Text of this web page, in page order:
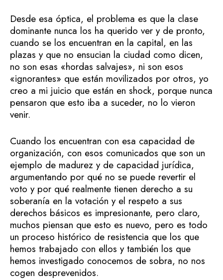
Desde esa óptica, el problema es que la clase
dominante nunca los ha querido ver y de pronto,
cuando se los encuentran en la capital, en las
plazas y que no ensucian la ciudad como dicen,
no son esas «hordas salvajes», ni son esos
«ignorantes» que están movilizados por otros, yo
creo a mi juicio que están en shock, porque nunca
pensaron que esto iba a suceder, no lo vieron
venir.
Cuando los encuentran con esa capacidad de
organización, con esos comunicados que son un
ejemplo de madurez y de capacidad jurídica,
argumentando por qué no se puede revertir el
voto y por qué realmente tienen derecho a su
soberanía en la votación y el respeto a sus
derechos básicos es impresionante, pero claro,
muchos piensan que esto es nuevo, pero es todo
un proceso histórico de resistencia que los que
hemos trabajado con ellos y también los que
hemos investigado conocemos de sobra, no nos
cogen desprevenidos.